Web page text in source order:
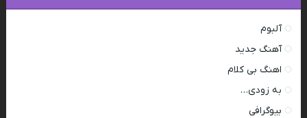
آلبوم
آهنگ جدید
اهنگ بی کلام
به زودی…
بیوگرافی